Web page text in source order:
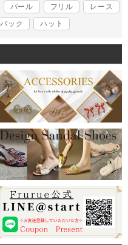
パール フリル
レース
バック ハット